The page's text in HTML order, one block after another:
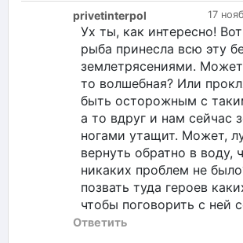
17
privetinterpol
Ух ты, как интересно!
рыба принесла всю эту
землетрясениями.
то волшебная? Или
быть осторожным с
а то вдруг и нам сейчас
ногами утащит. Может,
вернуть обратно в воду,
никаких проблем не
позвать туда героев
чтобы поговорить с ней
Ответить